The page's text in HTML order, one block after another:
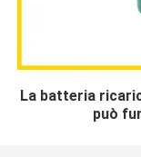
La batteria
può